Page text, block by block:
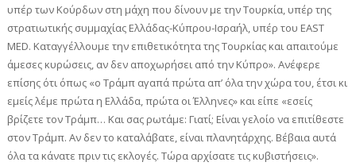
υπέρ των Κούρδων στη μάχη που δίνουν με την Τουρκία, υπέρ της
στρατιωτικής συμμαχίας Ελλάδας-Κύπρου-Ισραήλ, υπέρ του EAST
MED. Καταγγέλλουμε την επιθετικότητα της Τουρκίας και απαιτούμε
άμεσες κυρώσεις, αν δεν αποχωρήσει από την Κύπρο». Ανέφερε
επίσης ότι όπως «ο Τράμπ αγαπά πρώτα απ’ όλα την χώρα του, έτσι κι
εμείς λέμε πρώτα η Ελλάδα, πρώτα οι Έλληνες» και είπε «εσείς
βρίζετε τον Τράμπ… Και σας ρωτάμε: Γιατί; Είναι γελοίο να επιτίθεστε
στον Τράμπ. Αν δεν το καταλάβατε, είναι πλανητάρχης. Βέβαια αυτά
όλα τα κάνατε πριν τις εκλογές. Τώρα αρχίσατε τις κυβιστήσεις».